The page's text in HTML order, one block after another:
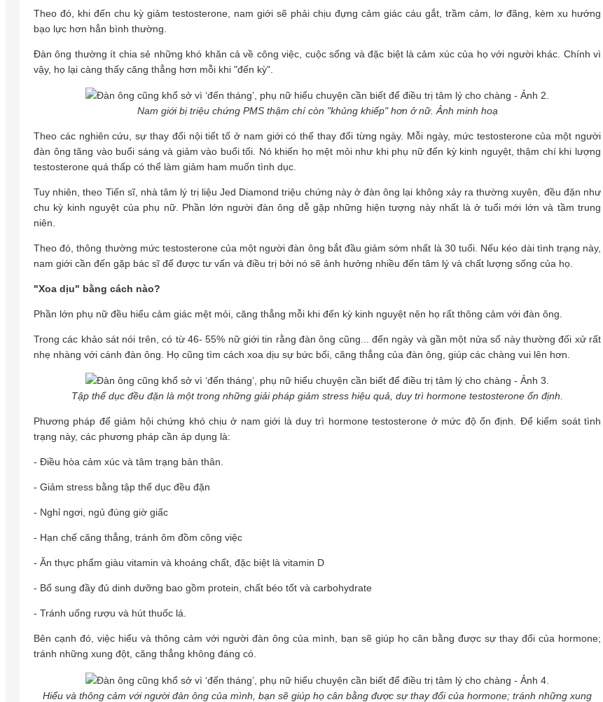
Theo đó, khi đến chu kỳ giảm testosterone, nam giới sẽ phải chịu đựng cảm giác cáu gắt, trầm cảm, lơ đãng, kèm xu hướng
bạo lực hơn hẳn bình thường.
Đàn ông thường ít chia sẻ những khó khăn cả về công việc, cuộc sống và đặc biệt là cảm xúc của họ với người khác. Chính vì
vậy, họ lại càng thấy căng thẳng hơn mỗi khi "đến kỳ".
Nam giới bị triệu chứng PMS thậm chí còn "khủng khiếp" hơn ở nữ. Ảnh minh hoạ
Theo các nghiên cứu, sự thay đổi nội tiết tố ở nam giới có thể thay đổi từng ngày. Mỗi ngày, mức testosterone của một người
đàn ông tăng vào buổi sáng và giảm vào buổi tối. Nó khiến họ mệt mỏi như khi phụ nữ đến kỳ kinh nguyệt, thậm chí khi lượng
testosterone quá thấp có thể làm giảm ham muốn tình dục.
Tuy nhiên, theo Tiến sĩ, nhà tâm lý trị liệu Jed Diamond triệu chứng này ở đàn ông lại không xảy ra thường xuyên, đều đặn như
chu kỳ kinh nguyệt của phụ nữ. Phần lớn người đàn ông dễ gặp những hiện tượng này nhất là ở tuổi mới lớn và tầm trung
niên.
Theo đó, thông thường mức testosterone của một người đàn ông bắt đầu giảm sớm nhất là 30 tuổi. Nếu kéo dài tình trạng này,
nam giới cần đến gặp bác sĩ để được tư vấn và điều trị bởi nó sẽ ảnh hưởng nhiều đến tâm lý và chất lượng sống của họ.
"Xoa dịu" bằng cách nào?
Phần lớn phụ nữ đều hiểu cảm giác mệt mỏi, căng thẳng mỗi khi đến kỳ kinh nguyệt nên họ rất thông cảm với đàn ông.
Trong các khảo sát nói trên, có từ 46- 55% nữ giới tin rằng đàn ông cũng... đến ngày và gần một nửa số này thường đối xử rất
nhẹ nhàng với cánh đàn ông. Họ cũng tìm cách xoa dịu sự bức bối, căng thẳng của đàn ông, giúp các chàng vui lên hơn.
Tập thể dục đều đặn là một trong những giải pháp giảm stress hiệu quả, duy trì hormone testosterone ổn định.
Phương pháp để giảm hội chứng khó chịu ở nam giới là duy trì hormone testosterone ở mức độ ổn định. Để kiểm soát tình
trạng này, các phương pháp cần áp dụng là:
- Điều hòa cảm xúc và tâm trạng bản thân.
- Giảm stress bằng tập thể dục đều đặn
- Nghỉ ngơi, ngủ đúng giờ giấc
- Hạn chế căng thẳng, tránh ôm đồm công việc
- Ăn thực phẩm giàu vitamin và khoáng chất, đặc biệt là vitamin D
- Bổ sung đầy đủ dinh dưỡng bao gồm protein, chất béo tốt và carbohydrate
- Tránh uống rượu và hút thuốc lá.
Bên cạnh đó, việc hiểu và thông cảm với người đàn ông của mình, bạn sẽ giúp họ cân bằng được sự thay đổi của hormone;
tránh những xung đột, căng thẳng không đáng có.
Hiểu và thông cảm với người đàn ông của mình, bạn sẽ giúp họ cân bằng được sự thay đổi của hormone; tránh những xung